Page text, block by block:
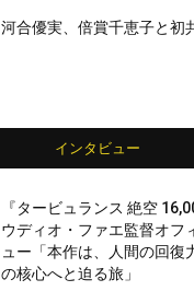
河合優実、倍賞千恵子と初
インタビュー
『タービュランス 絶空
ウディオ・ファエ監督オフ
ュー「本作は、人間の回復
の核心へと迫る旅」